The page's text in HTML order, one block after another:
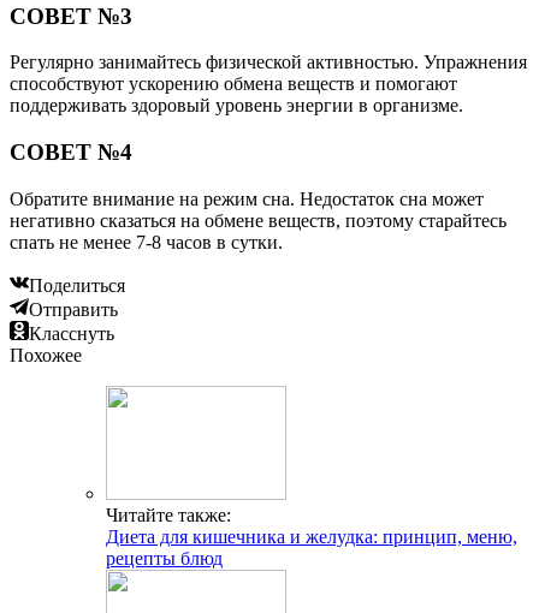
СОВЕТ №3
Регулярно занимайтесь физической активностью. Упражнения
способствуют ускорению обмена веществ и помогают
поддерживать здоровый уровень энергии в организме.
СОВЕТ №4
Обратите внимание на режим сна. Недостаток сна может
негативно сказаться на обмене веществ, поэтому старайтесь
спать не менее 7-8 часов в сутки.
Поделиться
Отправить
Класснуть
Похожее
Читайте также:
Диета для кишечника и желудка: принцип, меню,
рецепты блюд